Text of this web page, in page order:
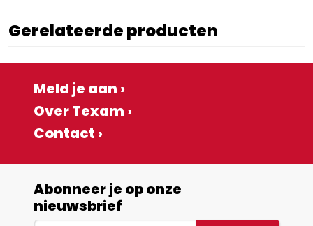
Gerelateerde producten
Meld je aan ›
Over Texam ›
Contact ›
Abonneer je op onze
nieuwsbrief